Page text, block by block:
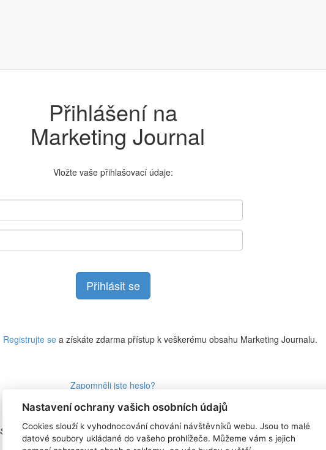
Přihlášení na
Vložte vaše přihlašovací údaje:
Registrujte sea získáte zdarma přístup k veškerému obsahu Marketing Journalu.
Zapomněli jste heslo?
RSS 1
Štítky
Nastavení ochrany vašich osobních údajů
Cookies slouží k vyhodnocování chování návštěvníků webu. Jsou to malé
datové soubory ukládané do vašeho prohlížeče. Můžeme vám s jejich